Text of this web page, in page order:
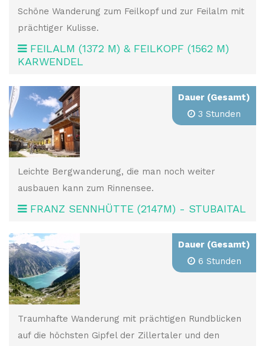
Schöne Wanderung zum Feilkopf und zur Feilalm mit
prächtiger Kulisse.
FEILALM (1372 M) & FEILKOPF (1562 M)
KARWENDEL
Leichte Bergwanderung, die man noch weiter
ausbauen kann zum Rinnensee.
FRANZ SENNHÜTTE (2147M) - STUBAITAL
Dauer (Gesamt)
3 Stunden
Traumhafte Wanderung mit prächtigen Rundblicken
auf die höchsten Gipfel der Zillertaler und den
Dauer (Gesamt)
6 Stunden